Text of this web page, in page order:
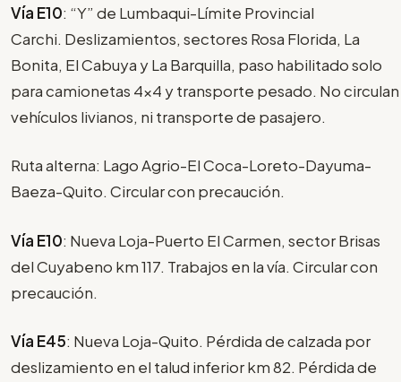
Vía E10: “Y” de Lumbaqui-Límite Provincial
Carchi. Deslizamientos, sectores Rosa Florida, La
Bonita, El Cabuya y La Barquilla, paso habilitado solo
para camionetas 4x4 y transporte pesado. No circulan
vehículos livianos, ni transporte de pasajero.
Ruta alterna: Lago Agrio-El Coca-Loreto-Dayuma-
Baeza-Quito. Circular con precaución.
Vía E10: Nueva Loja-Puerto El Carmen, sector Brisas
del Cuyabeno km 117. Trabajos en la vía. Circular con
precaución.
Vía E45: Nueva Loja-Quito. Pérdida de calzada por
deslizamiento en el talud inferior km 82. Pérdida de